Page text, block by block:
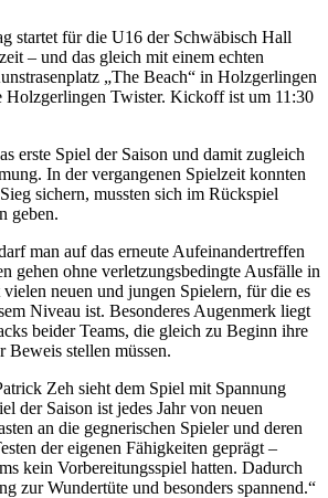
startet für die U16 der Schwäbisch Hall
– und das gleich mit einem echten
„The Beach“ in Holzgerlingen
Holzgerlingen Twister. Kickoff ist um 11:30
erste Spiel der Saison und damit zugleich
In der vergangenen Spielzeit konnten
sichern, mussten sich im Rückspiel
geben.
man auf das erneute Aufeinandertreffen
gehen ohne verletzungsbedingte Ausfälle in
neuen und jungen Spielern, für die es
Niveau ist. Besonderes Augenmerk liegt
beider Teams, die gleich zu Beginn ihre
Beweis stellen müssen.
Zeh sieht dem Spiel mit Spannung
der Saison ist jedes Jahr von neuen
an die gegnerischen Spieler und deren
der eigenen Fähigkeiten geprägt –
kein Vorbereitungsspiel hatten. Dadurch
zur Wundertüte und besonders spannend.“